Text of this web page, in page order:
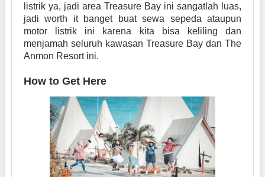
listrik ya, jadi area Treasure Bay ini sangatlah luas,
jadi worth it banget buat sewa sepeda ataupun
motor listrik ini karena kita bisa keliling dan
menjamah seluruh kawasan Treasure Bay dan The
Anmon Resort ini.
How to Get Here